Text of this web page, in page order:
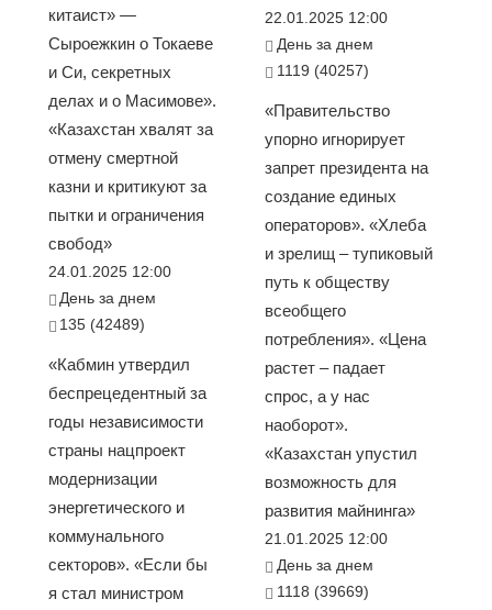
китаист» —
Сыроежкин о Токаеве
и Си, секретных
делах и о Масимове».
«Казахстан хвалят за
отмену смертной
казни и критикуют за
пытки и ограничения
свобод»
24.01.2025 12:00
День за днем
135 (42489)
«Кабмин утвердил
беспрецедентный за
годы независимости
страны нацпроект
модернизации
энергетического и
коммунального
секторов». «Если бы
я стал министром
22.01.2025 12:00
День за днем
1119 (40257)
«Правительство
упорно игнорирует
запрет президента на
создание единых
операторов». «Хлеба
и зрелищ – тупиковый
путь к обществу
всеобщего
потребления». «Цена
растет – падает
спрос, а у нас
наоборот».
«Казахстан упустил
возможность для
развития майнинга»
21.01.2025 12:00
День за днем
1118 (39669)